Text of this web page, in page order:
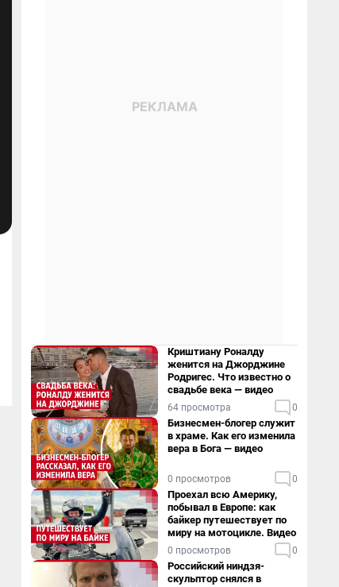
Криштиану Роналду
женится на Джорджине
Родригес. Что известно о
свадьбе века — видео
64 просмотра 0
Бизнесмен-блогер служит
в храме. Как его изменила
вера в Бога — видео
0 просмотров 0
Проехал всю Америку,
побывал в Европе: как
байкер путешествует по
миру на мотоцикле. Видео
0 просмотров 0
Российский ниндзя-
скульптор снялся в